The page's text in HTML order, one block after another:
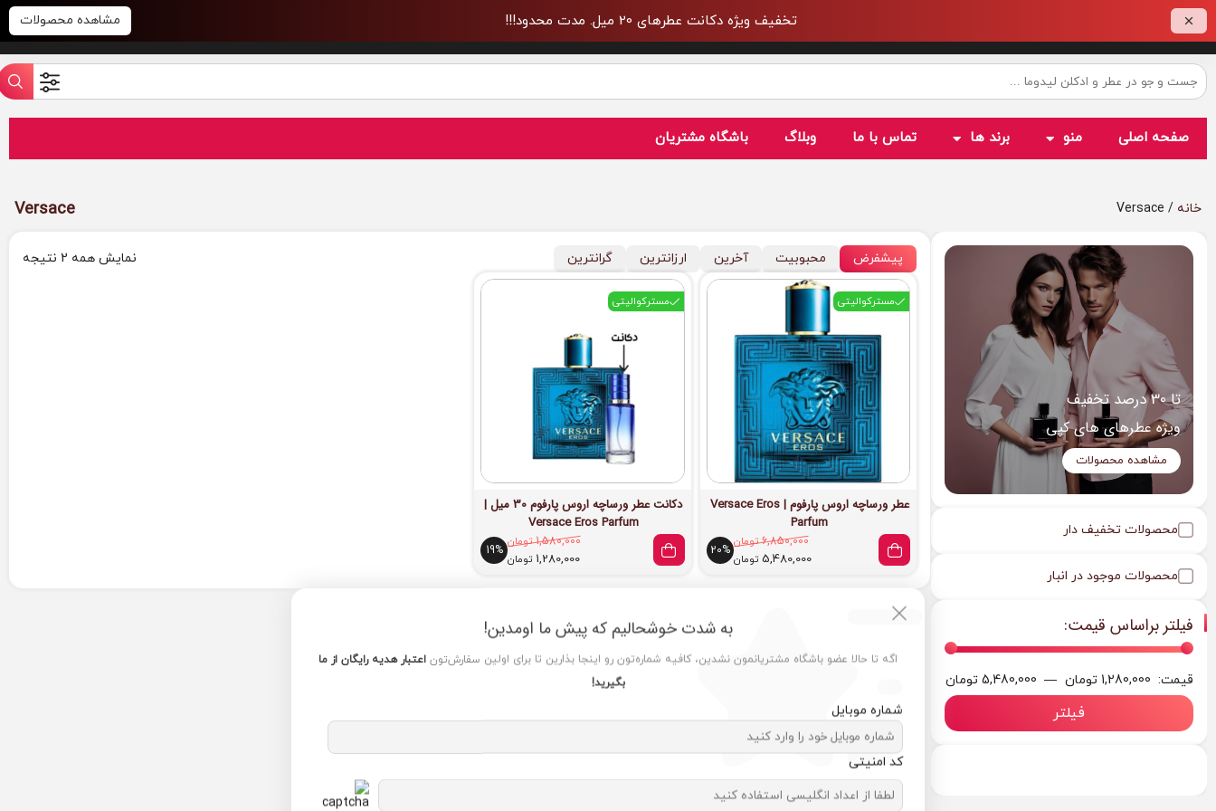
تخفیف ویژه دکانت عطرهای 20 میل. مدت محدود!!! مشاهده محصولات
صفحه اصلی منو برند ها تماس با ما وبلاگ باشگاه مشتریان
خانه / Versace
Versace
تا 30 درصد تخفیف
ویژه عطرهای های کپی
مشاهده محصولات
محصولات تخفیف دار
محصولات موجود در انبار
فیلتر براساس قیمت:
فیلتر
قیمت: 1,280,000 تومان — 5,480,000 تومان
نمایش همه 2 نتیجه پیشفرض محبوبیت آخرین ارزانترین گرانترین
مسترکوالیتی
عطر ورساچه اروس پارفوم | Versace Eros
Parfum
6,850,000 تومان
5,480,000 تومان
20%
مسترکوالیتی
دکانت عطر ورساچه اروس پارفوم 30 میل |
Versace Eros Parfum
1,580,000 تومان
1,280,000 تومان
19%
به شدت خوشحالیم که پیش ما اومدین!
اگه تا حالا عضو باشگاه مشتریانمون نشدین، کافیه شماره‌تون رو اینجا بذارین تا برای اولین سفارش‌تون اعتبار هدیه رایگان از ما
بگیرید!
شماره موبایل
کد امنیتی